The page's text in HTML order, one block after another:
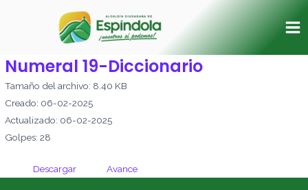
Numeral 19-Diccionario
Tamaño del archivo: 8.40 KB
Creado: 06-02-2025
Actualizado: 06-02-2025
Golpes: 28
Descargar Avance